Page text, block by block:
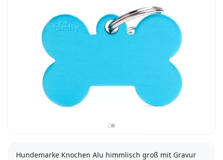
Hundemarke Knochen Alu himmlisch groß mit Gravur